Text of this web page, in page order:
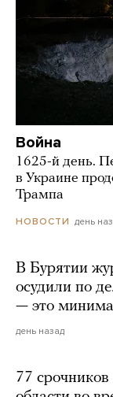
Война
1625-й день.
в Украине
Трампа
НОВОСТИ день
В Бурятии
осудили по
— это
день назад
77